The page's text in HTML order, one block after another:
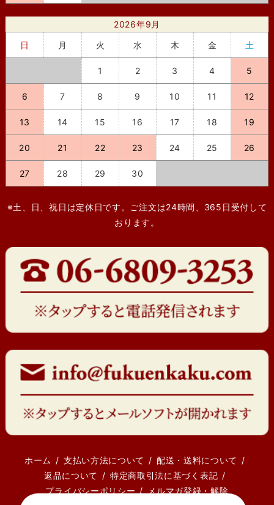
2026年9月
日
月 火 水 木 金 土
1 2 3 4 5
6 7 8 9 10 11 12
13 14 15 16 17 18 19
20 21 22 23 24 25 26
27 28 29 30
※土、日、祝日は定休日です。ご注文は24時間、365日受付して
おります。
ホーム 支払い方法について
配送・送料について
返品について
特定商取引法に基づく表記
プライバシーポリシー
メルマガ登録・解除